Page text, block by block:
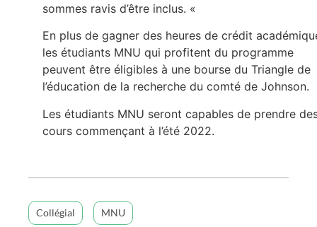
sommes ravis d’être inclus. «
En plus de gagner des heures de crédit
les étudiants MNU qui profitent du programme
peuvent être éligibles à une bourse du Triangle de
l’éducation de la recherche du comté de Johnson.
Les étudiants MNU seront capables de prendre
cours commençant à l’été 2022.
Collégial MNU